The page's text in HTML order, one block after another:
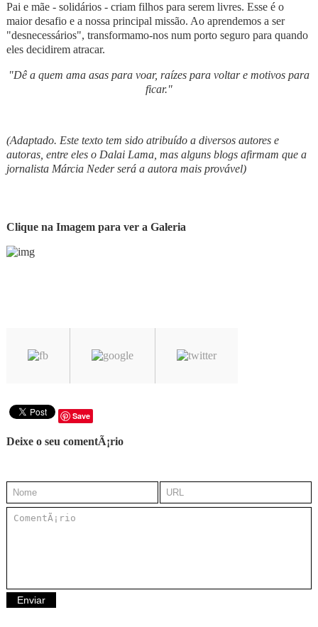
Pai e mãe - solidários - criam filhos para serem livres. Esse é o
maior desafio e a nossa principal missão. Ao aprendemos a ser
"desnecessários", transformamo-nos num porto seguro para quando
eles decidirem atracar.
"Dê a quem ama asas para voar, raízes para voltar e motivos para
ficar."
(Adaptado. Este texto tem sido atribuído a diversos autores e
autoras, entre eles o Dalai Lama, mas alguns blogs afirmam que a
jornalista Márcia Neder será a autora mais provável)
Clique na Imagem para ver a Galeria
Save
Deixe o seu comentÃ¡rio